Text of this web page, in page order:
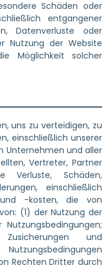
Schäden oder
entgangener
Datenverluste oder
Nutzung der Website
Möglichkeit solcher
uns zu verteidigen, zu
einschließlich unserer
Unternehmen und aller
Vertreter, Partner
Verluste, Schäden,
einschließlich
und -kosten, die von
(1) der Nutzung der
und
Rechten Dritter durch